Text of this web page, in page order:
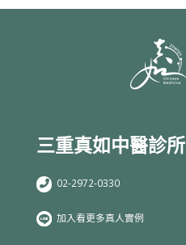
三重真如中醫診所
02-2972-0330
加入看更多真人實例